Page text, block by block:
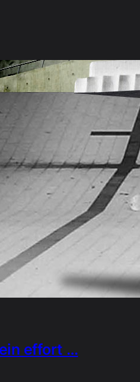
effort …